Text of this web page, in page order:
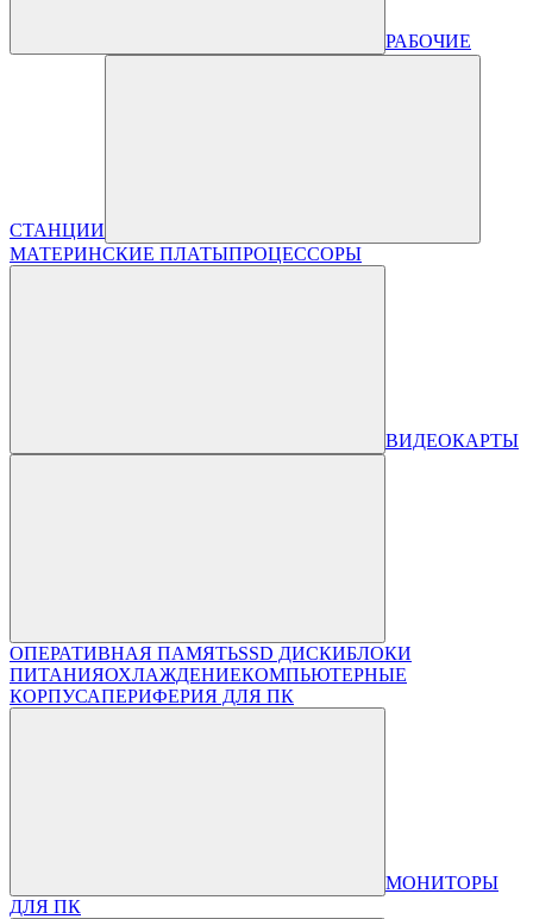
РАБОЧИЕ
СТАНЦИИ
МАТЕРИНСКИЕ ПЛАТЫПРОЦЕССОРЫ
ВИДЕОКАРТЫ
ОПЕРАТИВНАЯ ПАМЯТЬSSD ДИСКИБЛОКИ
ПИТАНИЯОХЛАЖДЕНИЕКОМПЬЮТЕРНЫЕ
КОРПУСАПЕРИФЕРИЯ ДЛЯ ПК
МОНИТОРЫ
ДЛЯ ПК